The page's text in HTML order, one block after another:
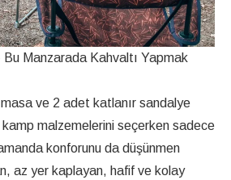
Manzarada Kahvaltı Yapmak
ve 2 adet katlanır sandalye
malzemelerini seçerken sadece
konforunu da düşünmen
az yer kaplayan, hafif ve kolay